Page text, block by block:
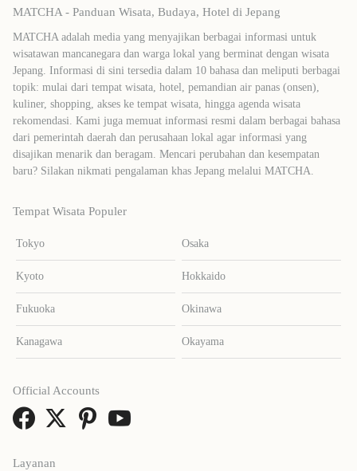
MATCHA - Panduan Wisata, Budaya, Hotel di Jepang
MATCHA adalah media yang menyajikan berbagai informasi untuk
wisatawan mancanegara dan warga lokal yang berminat dengan wisata
Jepang. Informasi di sini tersedia dalam 10 bahasa dan meliputi berbagai
topik: mulai dari tempat wisata, hotel, pemandian air panas (onsen),
kuliner, shopping, akses ke tempat wisata, hingga agenda wisata
rekomendasi. Kami juga memuat informasi resmi dalam berbagai bahasa
dari pemerintah daerah dan perusahaan lokal agar informasi yang
disajikan menarik dan beragam. Mencari perubahan dan kesempatan
baru? Silakan nikmati pengalaman khas Jepang melalui MATCHA.
Tempat Wisata Populer
Tokyo Osaka
Kyoto Hokkaido
Fukuoka Okinawa
Kanagawa Okayama
Layanan
Official Accounts